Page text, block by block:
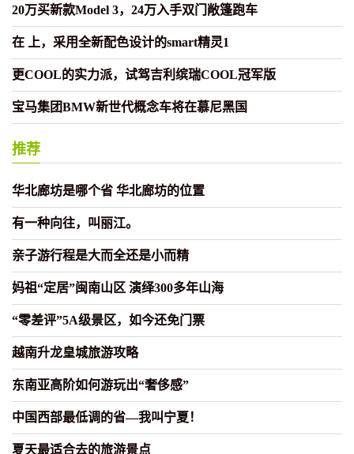
20万买新款Model 3，24万入手双门敞篷跑车
在 上，采用全新配色设计的smart精灵1
更COOL的实力派，试驾吉利缤瑞COOL冠军版
宝马集团BMW新世代概念车将在慕尼黑国
推荐
华北廊坊是哪个省 华北廊坊的位置
有一种向往，叫丽江。
亲子游行程是大而全还是小而精
妈祖“定居”闽南山区 演绎300多年山海
“零差评”5A级景区，如今还免门票
越南升龙皇城旅游攻略
东南亚高阶如何游玩出“奢侈感”
中国西部最低调的省—我叫宁夏！
夏天最适合去的旅游景点